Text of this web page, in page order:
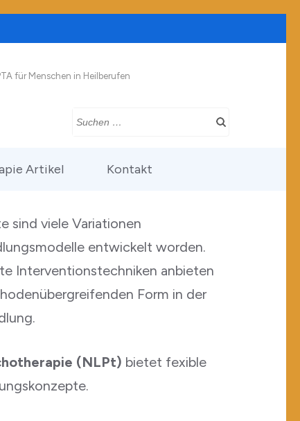
für Menschen in Heilberufen
Suchen
Artikel Kontakt
sind viele Variationen
entwickelt worden.
Interventionstechniken anbieten
Form in der
(NLPt) bietet fexible